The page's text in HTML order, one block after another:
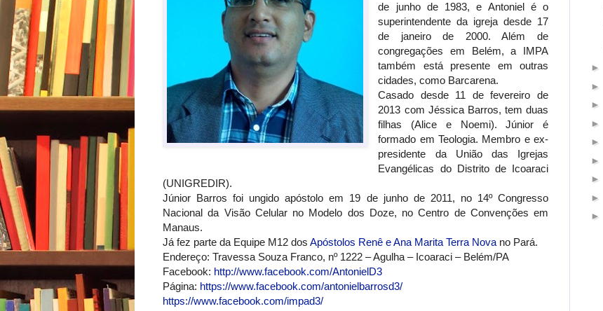
de junho de 1983, e Antoniel é o
superintendente da igreja desde 17
de janeiro de 2000. Além de
congregações em Belém, a IMPA
também está presente em outras
cidades, como Barcarena.
Casado desde 11 de fevereiro de
2013 com Jéssica Barros, tem duas
filhas (Alice e Noemi). Júnior é
formado em Teologia. Membro e ex-
presidente da União das Igrejas
Evangélicas do Distrito de Icoaraci
(UNIGREDIR).
Júnior Barros foi ungido apóstolo em 19 de junho de 2011, no 14º Congresso
Nacional da Visão Celular no Modelo dos Doze, no Centro de Convenções em
Manaus.
Já fez parte da Equipe M12 dos Apóstolos Renê e Ana Marita Terra Nova no Pará.
Endereço: Travessa Souza Franco, nº 1222 – Agulha – Icoaraci – Belém/PA
Facebook: http://www.facebook.com/AntonielD3
Página: https://www.facebook.com/antonielbarrosd3/
https://www.facebook.com/impad3/
►
►
►
►
►
►
►
►
►